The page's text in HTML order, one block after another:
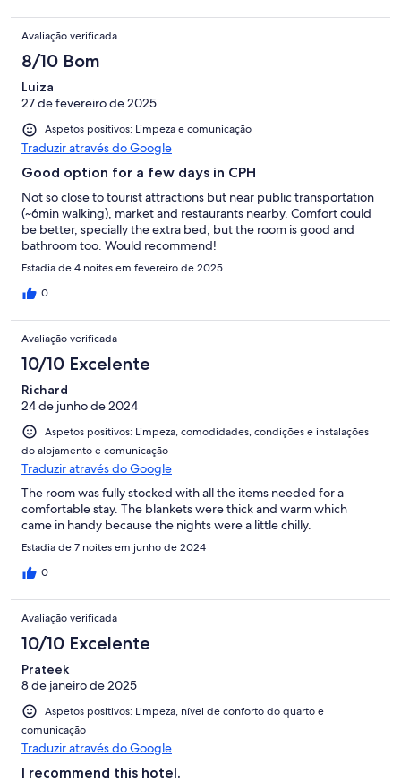
Avaliação verificada
8/10 Bom
Luiza
27 de fevereiro de 2025
Aspetos positivos: Limpeza e comunicação
Traduzir através do Google
Good option for a few days in CPH
Not so close to tourist attractions but near public transportation
(~6min walking), market and restaurants nearby. Comfort could
be better, specially the extra bed, but the room is good and
bathroom too. Would recommend!
Estadia de 4 noites em fevereiro de 2025
0
Avaliação verificada
10/10 Excelente
Richard
24 de junho de 2024
Aspetos positivos: Limpeza, comodidades, condições e instalações
do alojamento e comunicação
Traduzir através do Google
The room was fully stocked with all the items needed for a
comfortable stay. The blankets were thick and warm which
came in handy because the nights were a little chilly.
Estadia de 7 noites em junho de 2024
0
Avaliação verificada
10/10 Excelente
Prateek
8 de janeiro de 2025
Aspetos positivos: Limpeza, nível de conforto do quarto e
comunicação
Traduzir através do Google
I recommend this hotel.